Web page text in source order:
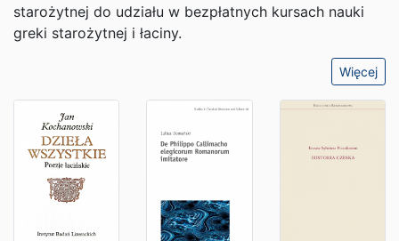
starożytnej do udziału w bezpłatnych kursach nauki
greki starożytnej i łaciny.
Więcej